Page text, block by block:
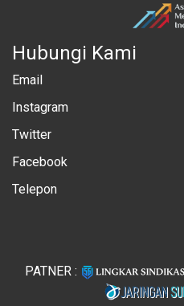
Hubungi Kami
Email
Instagram
Twitter
Facebook
Telepon
PATNER :